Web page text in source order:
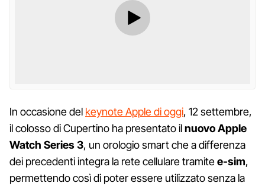
In occasione del keynote Apple di oggi, 12 settembre,
il colosso di Cupertino ha presentato ilnuovo Apple
Watch Series 3, un orologio smart che a differenza
dei precedenti integra la rete cellulare tramitee-sim,
permettendo così di poter essere utilizzato senza la